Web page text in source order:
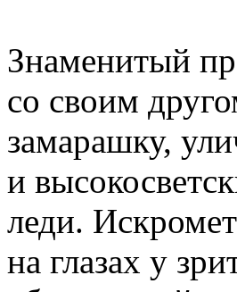
Знаменитый
со своим
замарашку,
и
леди.
на глазах у